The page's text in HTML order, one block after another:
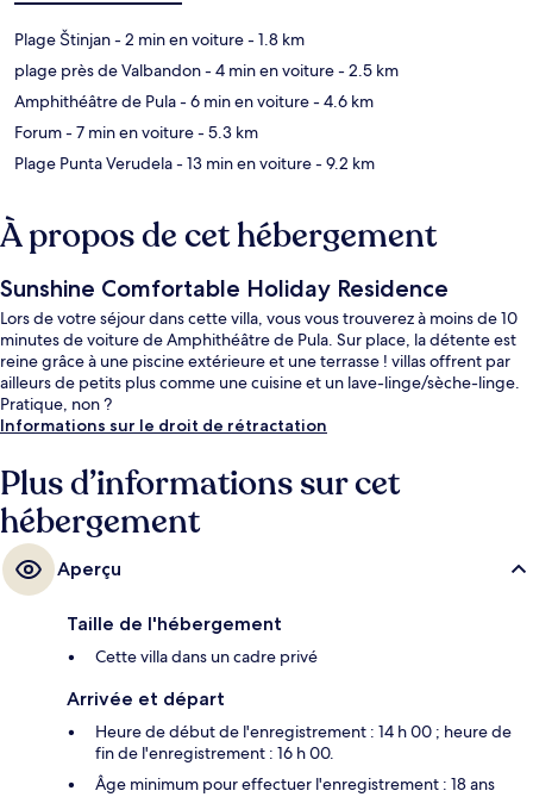
Plage Štinjan- 2 min en voiture- 1.8 km
plage près de Valbandon- 4 min en voiture- 2.5 km
Amphithéâtre de Pula- 6 min en voiture- 4.6 km
Forum- 7 min en voiture- 5.3 km
Plage Punta Verudela- 13 min en voiture- 9.2 km
À propos de cet hébergement
Sunshine Comfortable Holiday Residence
Lors de votre séjour dans cette villa, vous vous trouverez à moins de 10
minutes de voiture de Amphithéâtre de Pula. Sur place, la détente est
reine grâce à une piscine extérieure et une terrasse ! villas offrent par
ailleurs de petits plus comme une cuisine et un lave-linge/sèche-linge.
Pratique, non ?
Informations sur le droit de rétractation
Plus d’informations sur cet
hébergement
Aperçu
Taille de l'hébergement
Cette villa dans un cadre privé
Arrivée et départ
Heure de début de l'enregistrement : 14 h 00 ; heure de
fin de l'enregistrement : 16 h 00.
Âge minimum pour effectuer l'enregistrement : 18 ans